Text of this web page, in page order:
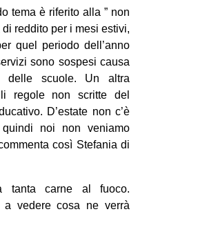
tema è riferito alla ” non
reddito per i mesi estivi,
quel periodo dell’anno
sono sospesi causa
delle scuole. Un altra
regole non scritte del
D’estate non c’è
quindi noi non veniamo
così Stefania di
tanta carne al fuoco.
a vedere cosa ne verrà